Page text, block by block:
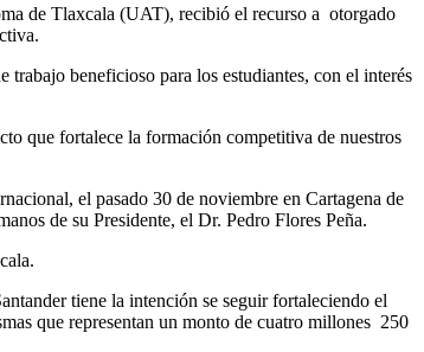
de Tlaxcala (UAT), recibió el recurso a otorgado
beneficioso para los estudiantes, con el interés
que fortalece la formación competitiva de nuestros
el pasado 30 de noviembre en Cartagena de
de su Presidente, el Dr. Pedro Flores Peña.
tiene la intención se seguir fortaleciendo el
que representan un monto de cuatro millones 250